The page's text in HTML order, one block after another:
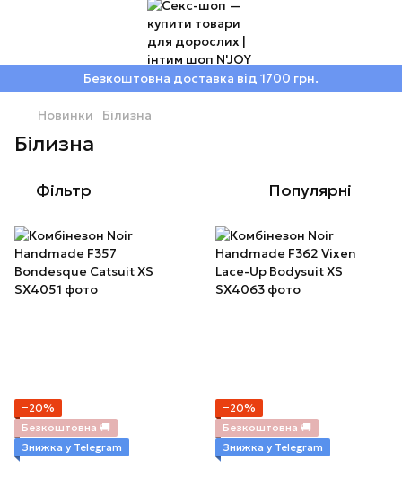
Безкоштовна доставка від 1700 грн.
Новинки Білизна
Білизна
Фільтр Популярні
−20%
Безкоштовна 🚚
Знижка у Telegram
−20%
Безкоштовна 🚚
Знижка у Telegram